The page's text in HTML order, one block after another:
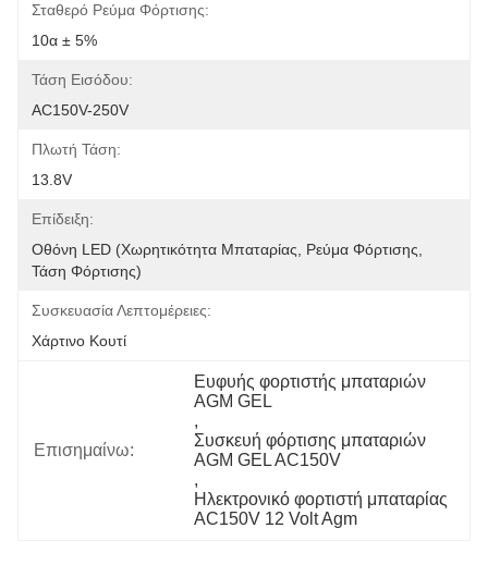
Σταθερό Ρεύμα Φόρτισης:
10α ± 5%
Τάση Εισόδου:
AC150V-250V
Πλωτή Τάση:
13.8V
Επίδειξη:
Οθόνη LED (χωρητικότητα Μπαταρίας, Ρεύμα Φόρτισης,
Τάση Φόρτισης)
Συσκευασία Λεπτομέρειες:
Χάρτινο Κουτί
Επισημαίνω:
Ευφυής φορτιστής μπαταριών
AGM GEL
,
Συσκευή φόρτισης μπαταριών
AGM GEL AC150V
,
Ηλεκτρονικό φορτιστή μπαταρίας
AC150V 12 Volt Agm